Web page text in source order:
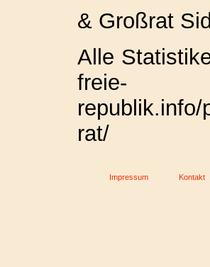
& Großrat
Alle
freie-
rat/
Impressum Kontakt